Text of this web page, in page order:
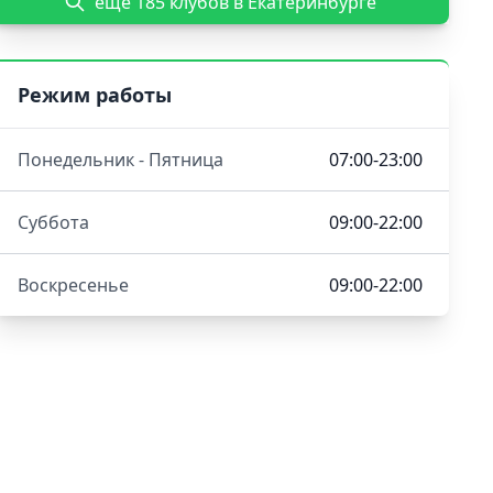
Режим работы
Понедельник - Пятница 07:00-23:00
Суббота 09:00-22:00
Воскресенье 09:00-22:00